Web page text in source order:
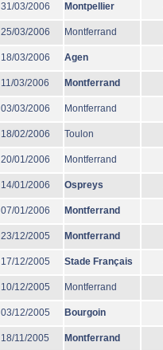
31/03/2006 Montpellier
25/03/2006 Montferrand
18/03/2006 Agen
11/03/2006 Montferrand
03/03/2006 Montferrand
18/02/2006 Toulon
20/01/2006 Montferrand
14/01/2006 Ospreys
07/01/2006 Montferrand
23/12/2005 Montferrand
17/12/2005 Stade Français
10/12/2005 Montferrand
03/12/2005 Bourgoin
18/11/2005 Montferrand